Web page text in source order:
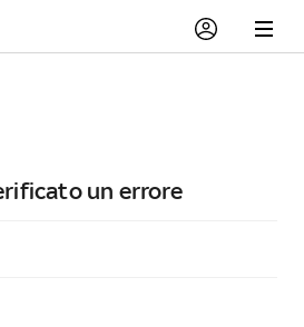
un errore